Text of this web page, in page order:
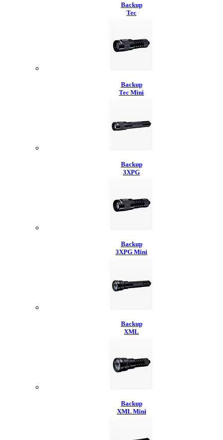
Backup
Tec
Backup
Tec Mini
Backup
3XPG
Backup
3XPG Mini
Backup
XML
Backup
XML Mini